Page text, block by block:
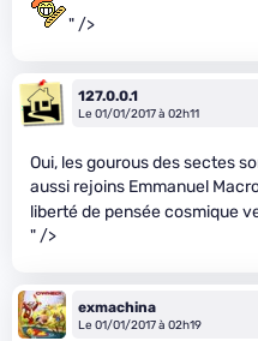
" />
127.0.0.1
Le 01/01/2017 à 02h11
Oui, les gourous des sectes
aussi rejoins Emmanuel
liberté de pensée cosmique
" />
exmachina
Le 01/01/2017 à 02h19